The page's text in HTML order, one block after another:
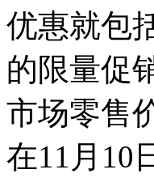
优惠就包
的限量促
市场零售
在11月10